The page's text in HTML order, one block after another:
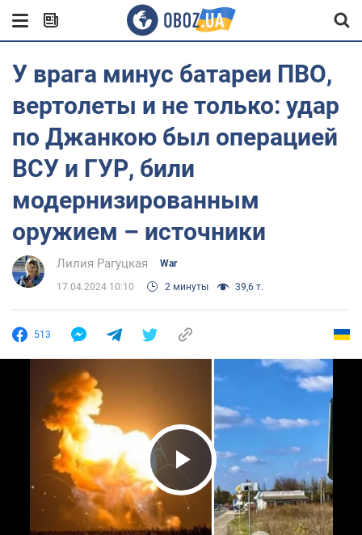
У врага минус батареи ПВО,
вертолеты и не только: удар
по Джанкою был операцией
ВСУ и ГУР, били
модернизированным
оружием – источники
Лилия Рагуцкая War
17.04.2024 10:10 2 минуты 39,6 т.
513
Play Video